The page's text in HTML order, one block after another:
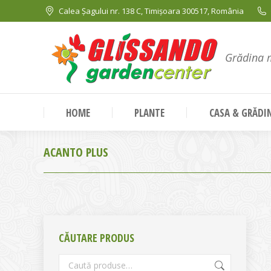
Calea Șagului nr. 138 C, Timișoara 300517, România
Grădina
HOME PLANTE CASA &
ACANTO PLUS
CĂUTARE PRODUS